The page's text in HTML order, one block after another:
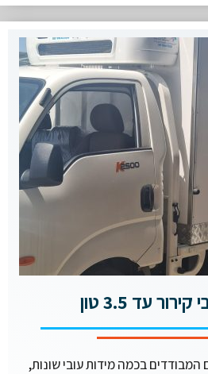
עד 3.5 טון
המבודדים בכמה מידות עובי שונות,